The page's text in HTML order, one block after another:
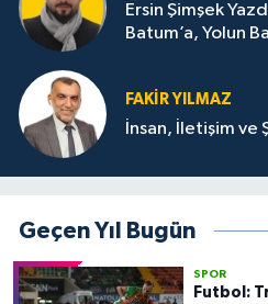
Ersin Şimşek
Batum’a, Yolun
FAKIR YILMAZ
İnsan, İletişim ve
Geçen Yıl Bugün
SPOR
Futbol: